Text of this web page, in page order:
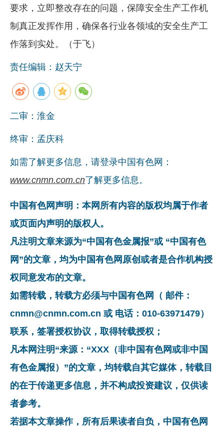
要求，立即整改存在的问题，保障安全生产工作机
制真正发挥作用，确保各行业各领域的安全生产工
作落到实处。（于飞）
责任编辑：赵天宁
二审：淮金
终审：孟庆科
如需了解更多信息，请登录中国有色网：
www.cnmn.com.cn了解更多信息。
中国有色网声明：本网所有内容的版权均属于作者
或页面内声明的版权人。
凡注明文章来源为“中国有色金属报”或 “中国有色
网”的文章，均为中国有色网原创或者是合作机构授
权同意发布的文章。
如需转载，转载方必须与中国有色网（ 邮件：
cnmn@cnmn.com.cn 或 电话：010-63971479）
联系，签署授权协议，取得转载授权；
凡本网注明“来源：“XXX（非中国有色网或非中国
有色金属报）”的文章，均转载自其它媒体，转载目
的在于传递更多信息，并不构成投资建议，仅供读
者参考。
若据本文章操作，所有后果读者自负，中国有色网